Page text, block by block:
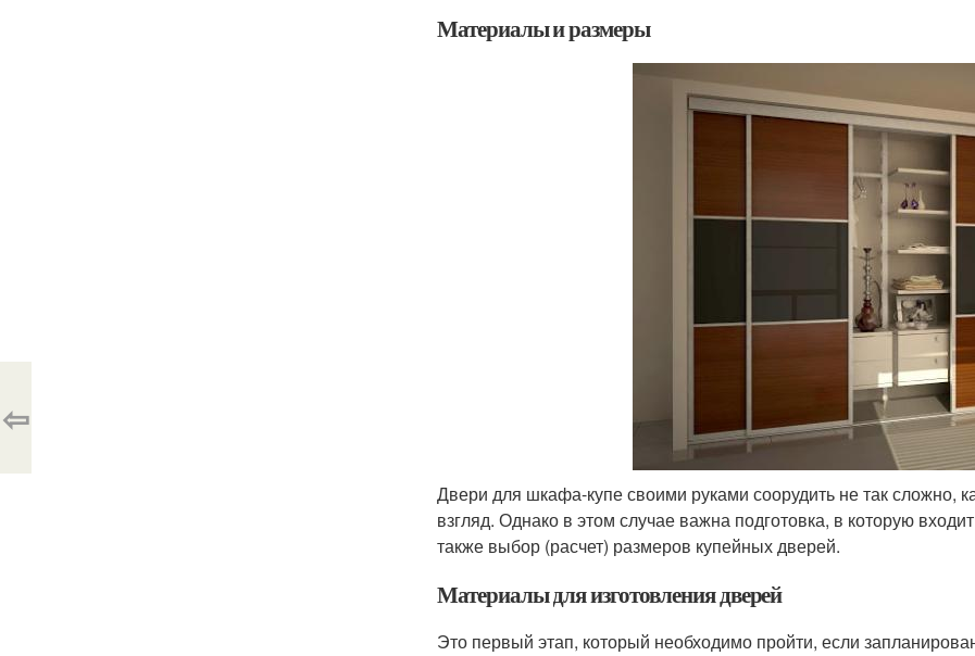
Материалы и размеры
Двери для шкафа-купе своими руками соорудить не так сложно,
взгляд. Однако в этом случае важна подготовка, в которую
также выбор (расчет) размеров купейных дверей.
Материалы для изготовления дверей
Это первый этап, который необходимо пройти, если
⇦